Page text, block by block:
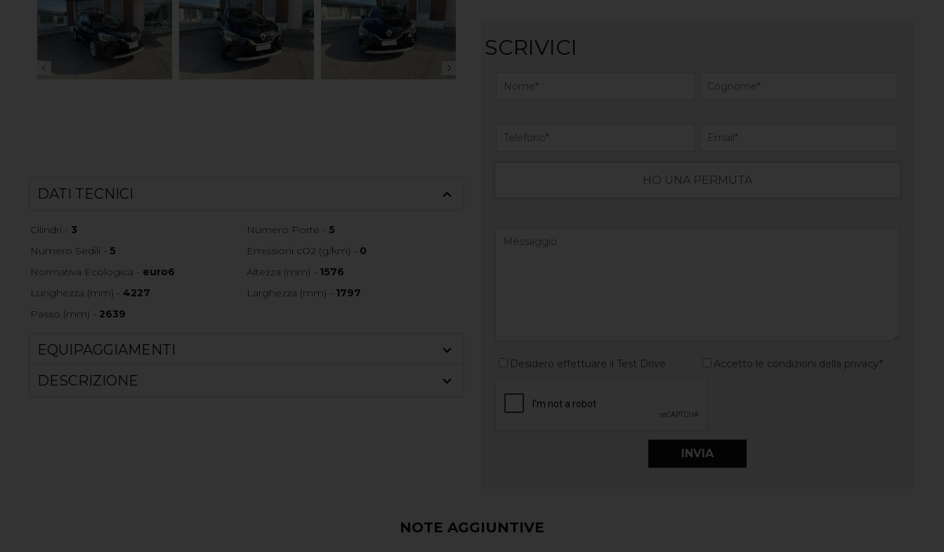
DATI TECNICI
Cilindri - 3 Numero Porte - 5
Numero Sedili - 5 Emissioni cO2 (g/km) - 0
Normativa Ecologica - euro6 Altezza (mm) - 1576
Lunghezza (mm) - 4227 Larghezza (mm) - 1797
Passo (mm) - 2639
EQUIPAGGIAMENTI
DESCRIZIONE
SCRIVICI
HO UNA PERMUTA
Desidero effettuare il Test Drive Accetto le condizioni della privacy*
NOTE AGGIUNTIVE